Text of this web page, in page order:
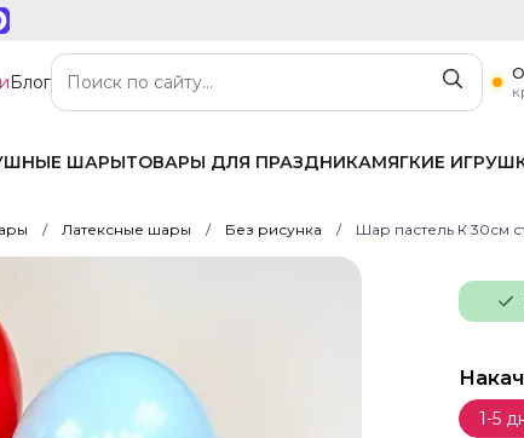
Блог
ШАРЫТОВАРЫ ДЛЯ ПРАЗДНИКАМЯГКИЕ
Латексные шары Без рисунка Шар пастель К 30см
1-5